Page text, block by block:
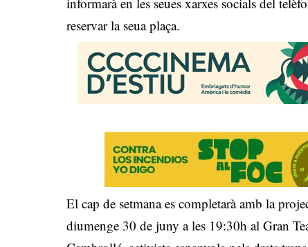
reservar la seua plaça.
El cap de setmana es completarà amb la
diumenge 30 de juny a les 19:30h al Gran